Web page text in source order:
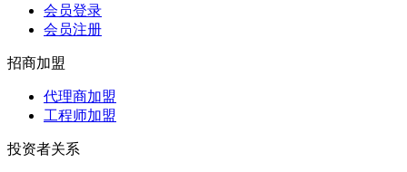
会员登录
会员注册
招商加盟
代理商加盟
工程师加盟
投资者关系